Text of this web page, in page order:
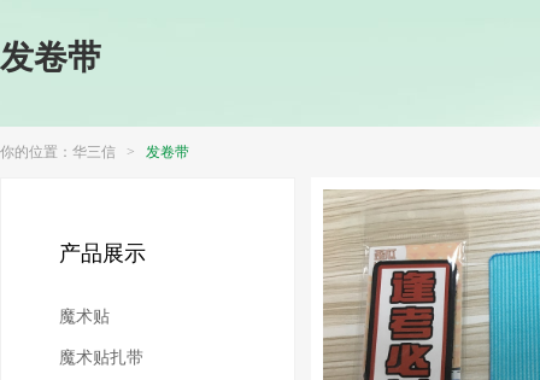
发卷带
你的位置： 华三信 > 发卷带
产品展示
魔术贴
魔术贴扎带